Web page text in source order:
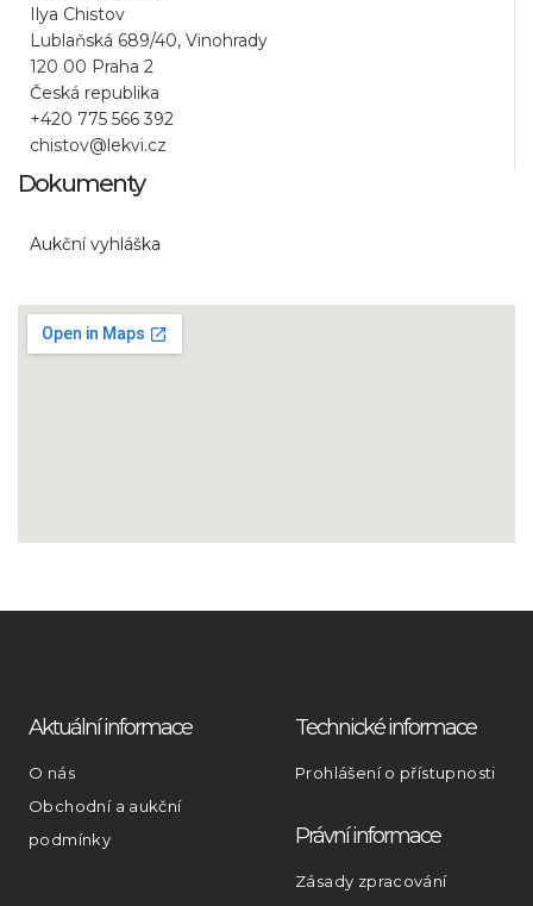
Ilya Chistov
Lublaňská 689/40, Vinohrady
120 00 Praha 2
Česká republika
+420 775 566 392
chistov@lekvi.cz
Dokumenty
Aukční vyhláška
Aktuální informace
O nás
Obchodní a aukční
podmínky
Technické informace
Prohlášení o přístupnosti
Právní informace
Zásady zpracování